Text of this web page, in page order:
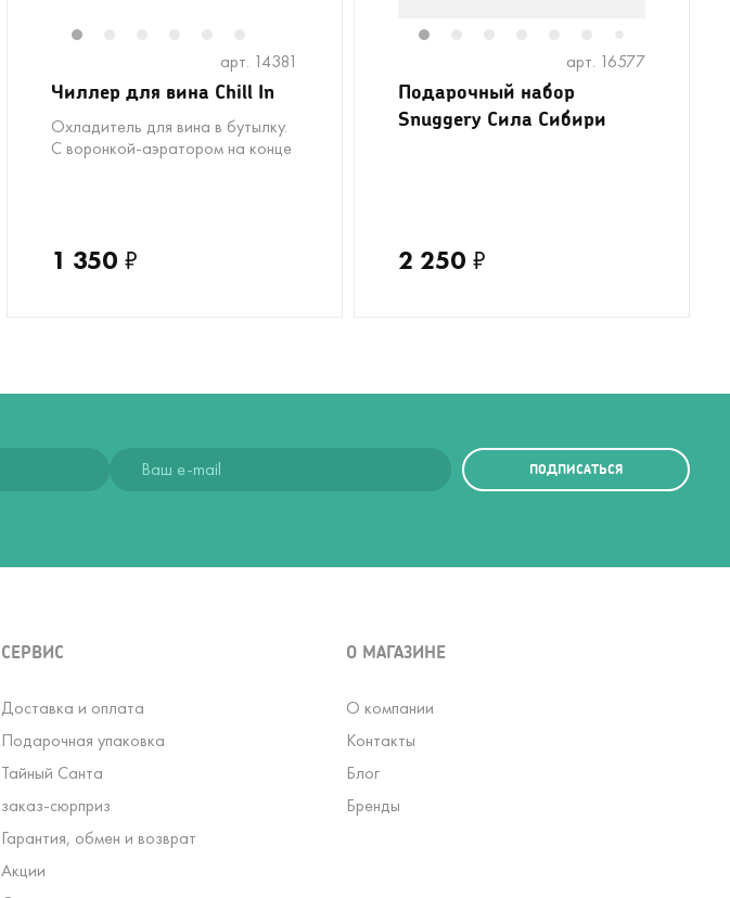
арт. 14381
Чиллер для вина Chill In
Охладитель для вина в бутылку.
С воронкой-аэратором на конце
1 350 ₽
арт. 16577
Подарочный набор
Snuggery Сила Сибири
2 250 ₽
ПОДПИСАТЬСЯ
СЕРВИС
Доставка и оплата
Подарочная упаковка
Тайный Санта
заказ-сюрприз
Гарантия, обмен и возврат
Акции
О МАГАЗИНЕ
О компании
Контакты
Блог
Бренды